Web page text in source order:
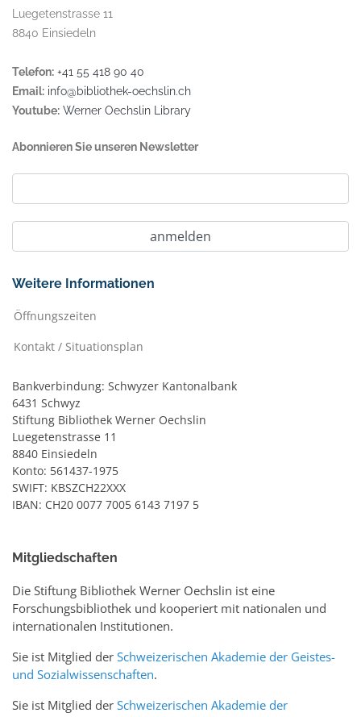
Luegetenstrasse 11
8840 Einsiedeln
Telefon: +41 55 418 90 40
Email: info@bibliothek-oechslin.ch
Youtube: Werner Oechslin Library
Abonnieren Sie unseren Newsletter
Weitere Informationen
Öffnungszeiten
Kontakt / Situationsplan
Bankverbindung: Schwyzer Kantonalbank
6431 Schwyz
Stiftung Bibliothek Werner Oechslin
Luegetenstrasse 11
8840 Einsiedeln
Konto: 561437-1975
SWIFT: KBSZCH22XXX
IBAN: CH20 0077 7005 6143 7197 5
Mitgliedschaften
Die Stiftung Bibliothek Werner Oechslin ist eine
Forschungsbibliothek und kooperiert mit nationalen und
internationalen Institutionen.
Sie ist Mitglied der Schweizerischen Akademie der Geistes-
und Sozialwissenschaften.
Sie ist Mitglied der Schweizerischen Akademie der